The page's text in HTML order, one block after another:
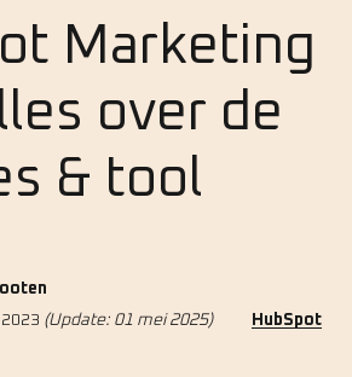
Marketing
over de
& tool
(Update: 01 mei 2025) HubSpot